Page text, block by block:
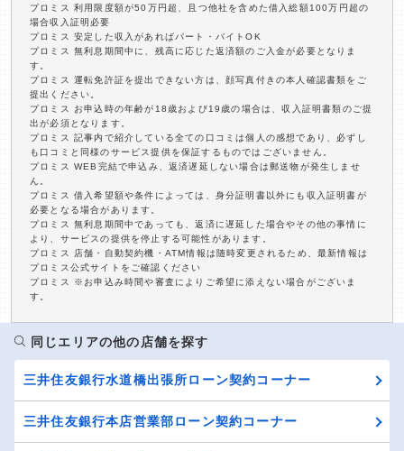
プロミス 利用限度額が50万円超、且つ他社を含めた借入総額100万円超の
場合収入証明必要
プロミス 安定した収入があればパート・バイトOK
プロミス 無利息期間中に、残高に応じた返済額のご入金が必要となりま
す。
プロミス 運転免許証を提出できない方は、顔写真付きの本人確認書類をご
提出ください。
プロミス お申込時の年齢が18歳および19歳の場合は、収入証明書類のご提
出が必須となります。
プロミス 記事内で紹介している全ての口コミは個人の感想であり、必ずし
も口コミと同様のサービス提供を保証するものではございません。
プロミス WEB完結で申込み、返済遅延しない場合は郵送物が発生しませ
ん。
プロミス 借入希望額や条件によっては、身分証明書以外にも収入証明書が
必要となる場合があります。
プロミス 無利息期間中であっても、返済に遅延した場合やその他の事情に
より、サービスの提供を停止する可能性があります。
プロミス 店舗・自動契約機・ATM情報は随時変更されるため、最新情報は
プロミス公式サイトをご確認ください
プロミス ※お申込み時間や審査によりご希望に添えない場合がございま
す。
同じエリアの他の店舗を探す
三井住友銀行水道橋出張所ローン契約コーナー
三井住友銀行本店営業部ローン契約コーナー